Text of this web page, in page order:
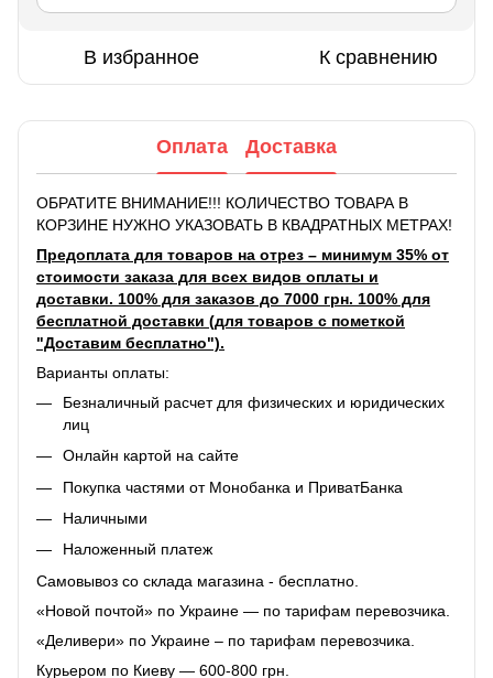
В избранное К сравнению
Оплата Доставка
ОБРАТИТЕ ВНИМАНИЕ!!! КОЛИЧЕСТВО ТОВАРА В
КОРЗИНЕ НУЖНО УКАЗОВАТЬ В КВАДРАТНЫХ МЕТРАХ!
Предоплата для товаров на отрез – минимум 35% от
стоимости заказа для всех видов оплаты и
доставки. 100% для заказов до 7000 грн. 100% для
бесплатной доставки (для товаров с пометкой
"Доставим бесплатно").
Варианты оплаты:
Безналичный расчет для физических и юридических
лиц
Онлайн картой на сайте
Покупка частями от Монобанка и ПриватБанка
Наличными
Наложенный платеж
Самовывоз со склада магазина - бесплатно.
«Новой почтой» по Украине — по тарифам перевозчика.
«Деливери» по Украине – по тарифам перевозчика.
Курьером по Киеву — 600-800 грн.